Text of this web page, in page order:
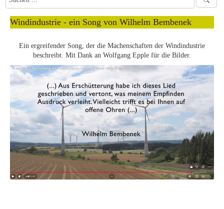
Windindustrie - ein Song von Wilhelm Bembenek
Ein ergreifender Song, der die Machenschaften der Windindustrie
beschreibt. Mit Dank an Wolfgang Epple für die Bilder.